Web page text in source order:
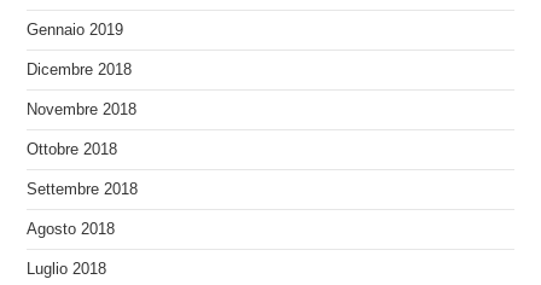
Gennaio 2019
Dicembre 2018
Novembre 2018
Ottobre 2018
Settembre 2018
Agosto 2018
Luglio 2018